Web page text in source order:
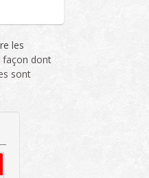
les
façon dont
sont